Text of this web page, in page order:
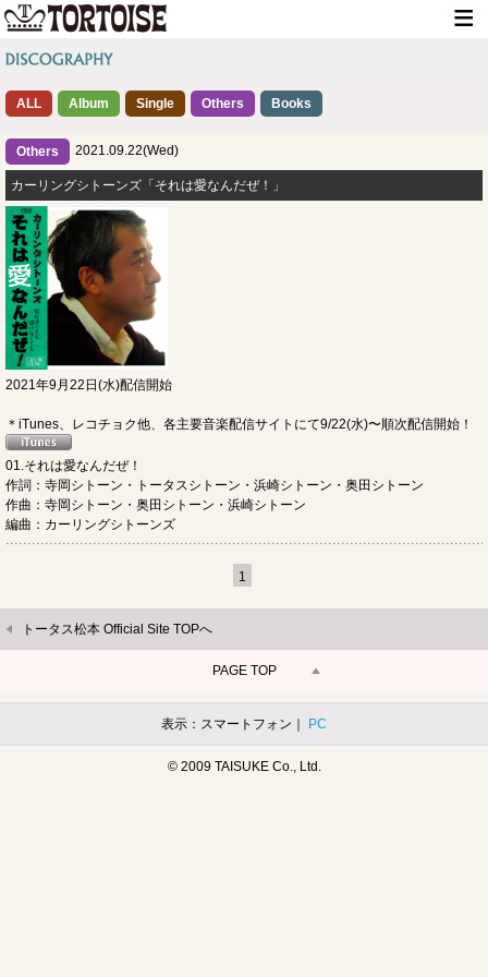
NEWS
MEDIA INFO
ALL Album Single Others Books
Others 2021.09.22(Wed)
カーリングシトーンズ「それは愛なんだぜ！」
2021年9月22日(水)配信開始
＊iTunes、レコチョク他、各主要音楽配信サイトにて9/22(水)〜順次配信開始！
01.それは愛なんだぜ！
作詞：寺岡シトーン・トータスシトーン・浜崎シトーン・奥田シトーン
作曲：寺岡シトーン・奥田シトーン・浜崎シトーン
編曲：カーリングシトーンズ
1
トータス松本 Official Site TOPへ
PAGE TOP
表示：スマートフォン｜ PC
© 2009 TAISUKE Co., Ltd.